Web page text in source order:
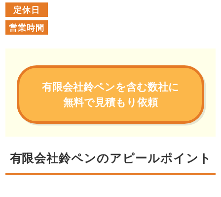
定休日
営業時間
有限会社鈴ペンを含む数社に
無料で見積もり依頼
有限会社鈴ペンのアピールポイント